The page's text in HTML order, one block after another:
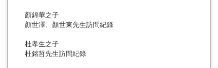
顏錦華之子
顏世澤、顏世東先生訪問紀錄
杜孝生之子
杜銘哲先生訪問紀錄